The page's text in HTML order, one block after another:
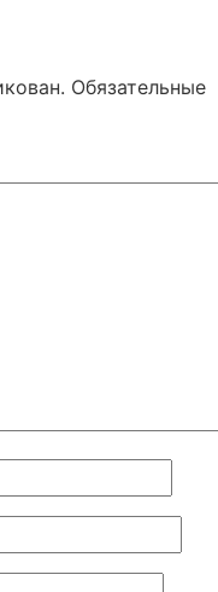
Обязательные